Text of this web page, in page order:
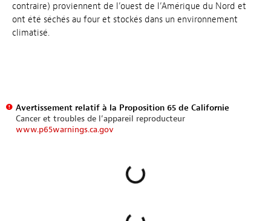
contraire) proviennent de l’ouest de l’Amérique du Nord et
ont été séchés au four et stockés dans un environnement
climatisé.
Avertissement relatif à la Proposition 65 de Californie
Cancer et troubles de l’appareil reproducteur
www.p65warnings.ca.gov